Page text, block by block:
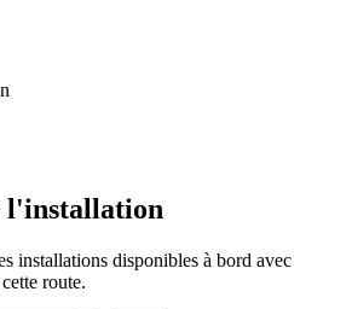
l'installation
installations disponibles à bord avec
route.